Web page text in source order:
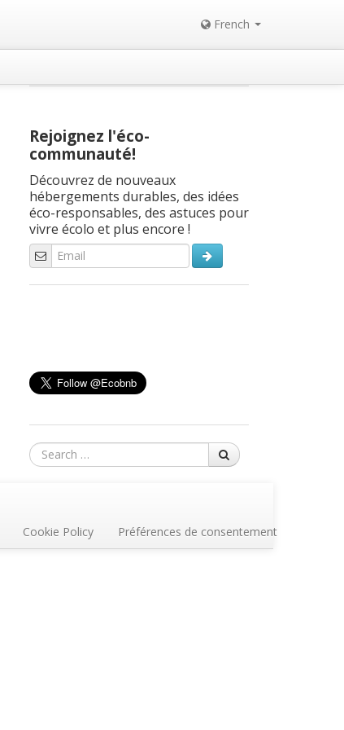
French
Rejoignez l'éco-
communauté!
Découvrez de nouveaux
hébergements durables, des idées
éco-responsables, des astuces pour
vivre écolo et plus encore !
Search
Cookie Policy Préférences de consentement